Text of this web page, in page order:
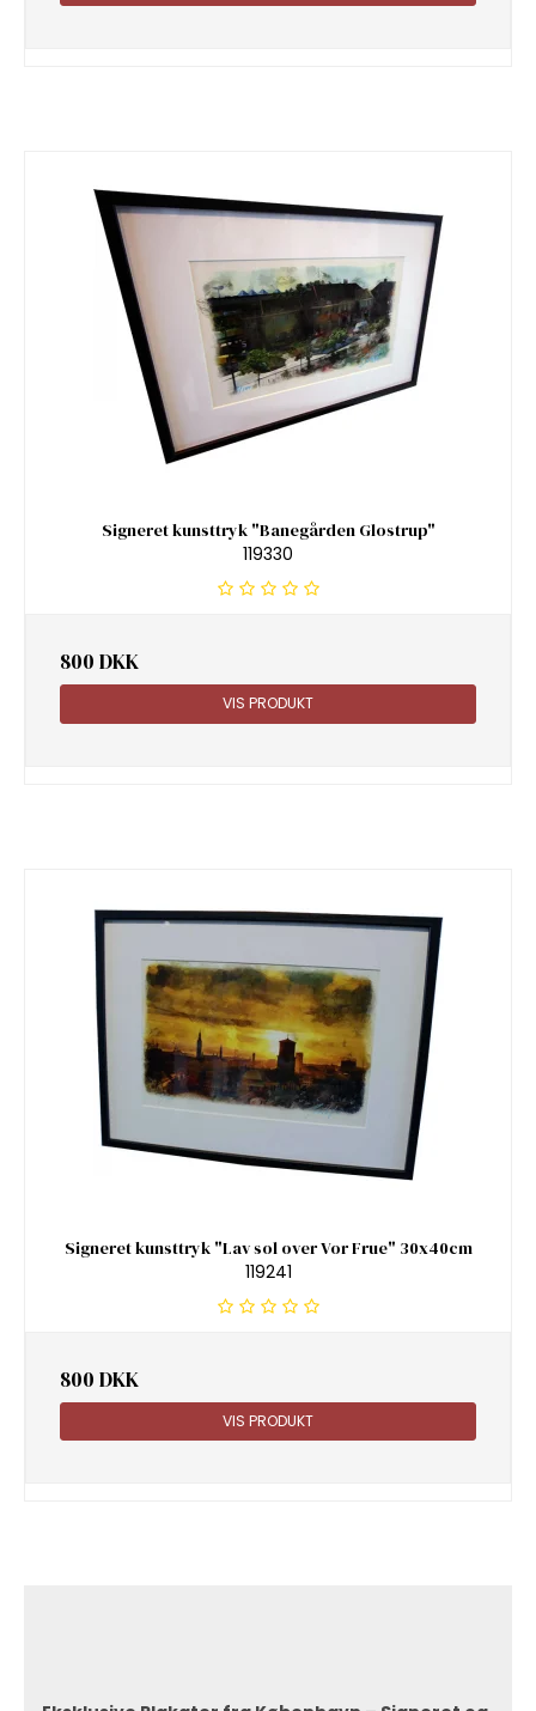
Signeret kunsttryk "Banegården Glostrup"
119330
800 DKK
VIS PRODUKT
Signeret kunsttryk "Lav sol over Vor Frue" 30x40cm
119241
800 DKK
VIS PRODUKT